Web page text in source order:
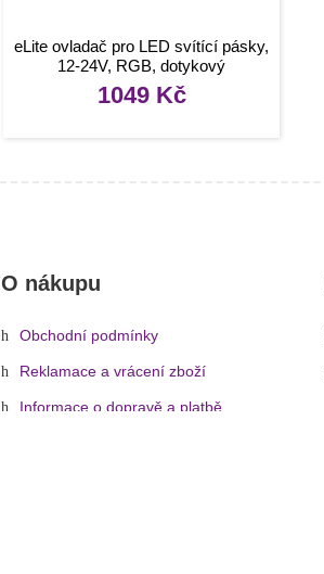
eLite ovladač pro LED svítící pásky,
12-24V, RGB, dotykový
1049 Kč
O nákupu
Obchodní podmínky
Reklamace a vrácení zboží
Informace o dopravě a platbě